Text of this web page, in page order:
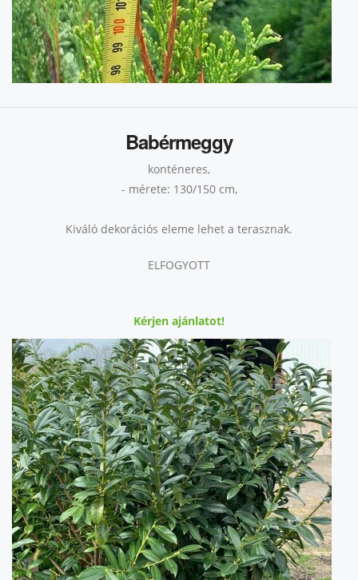
Babérmeggy
konténeres,
- mérete: 130/150 cm,
Kiváló dekorációs eleme lehet a terasznak.
ELFOGYOTT
Kérjen ajánlatot!